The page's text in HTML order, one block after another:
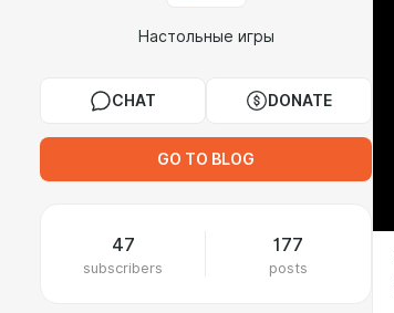
Настольные игры
CHAT DONATE
GO TO BLOG
47
subscribers
177
posts